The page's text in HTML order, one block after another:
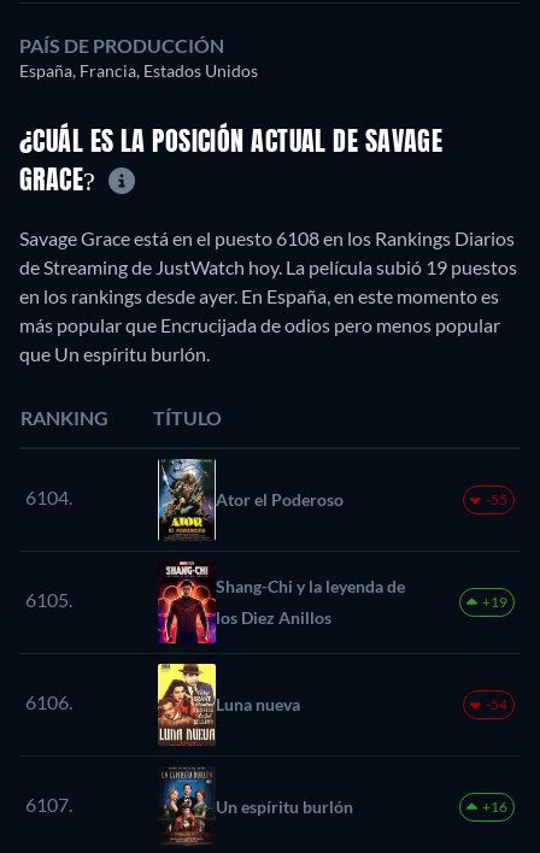
PAÍS DE PRODUCCIÓN
España, Francia, Estados Unidos
¿CUÁL ES LA POSICIÓN ACTUAL DE SAVAGE
GRACE?
Savage Grace está en el puesto 6108 en los Rankings Diarios
de Streaming de JustWatch hoy. La película subió 19 puestos
en los rankings desde ayer. En España, en este momento es
más popular que Encrucijada de odios pero menos popular
que Un espíritu burlón.
RANKING TÍTULO
6104. Ator el Poderoso -55
6105.
Shang-Chi y la leyenda de
los Diez Anillos
+19
6106. Luna nueva -54
6107. Un espíritu burlón +16